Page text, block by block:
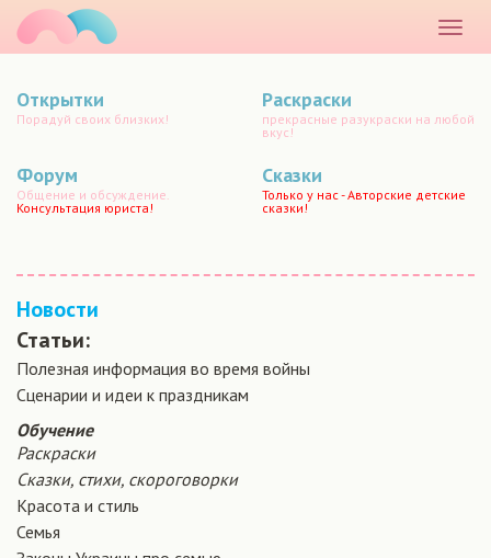
меню
Открытки
Порадуй своих близких!
Раскраски
прекрасные разукраски на любой
вкус!
Форум
Общение и обсуждение.
Консультация юриста!
Сказки
Только у нас - Авторские детские
сказки!
Новости
Статьи:
Полезная информация во время войны
Сценарии и идеи к праздникам
Обучение
Раскраски
Сказки, стихи, скороговорки
Красота и стиль
Семья